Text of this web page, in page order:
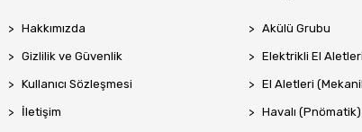
Hakkımızda
Gizlilik ve Güvenlik
Kullanıcı Sözleşmesi
İletişim
Akülü Grubu
Elektrikli El Aletleri
El Aletleri
Havalı